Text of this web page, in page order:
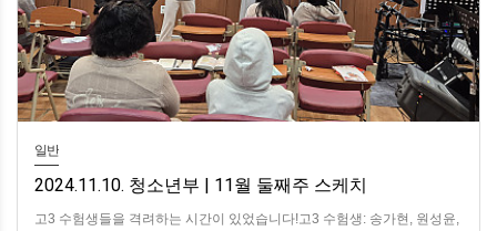
일반
2024.11.10. 청소년부 | 11월 둘째주 스케치
고3 수험생들을 격려하는 시간이 있었습니다!고3 수험생: 송가현, 원성윤,